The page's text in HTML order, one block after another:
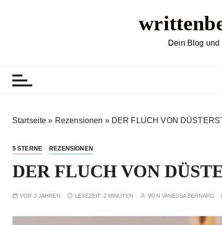
Dein Blog und
Startseite » Rezensionen » DER FLUCH VON
5 STERNE REZENSIONEN
DER FLUCH VON
VOR 2 JAHREN LESEZEIT: 2 MINUTEN VON VANESSA BERNARD